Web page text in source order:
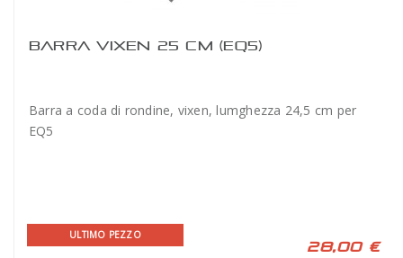
BARRA VIXEN 25 CM (EQ5)
Barra a coda di rondine, vixen, lumghezza 24,5 cm per
EQ5
ULTIMO PEZZO
28,00 €